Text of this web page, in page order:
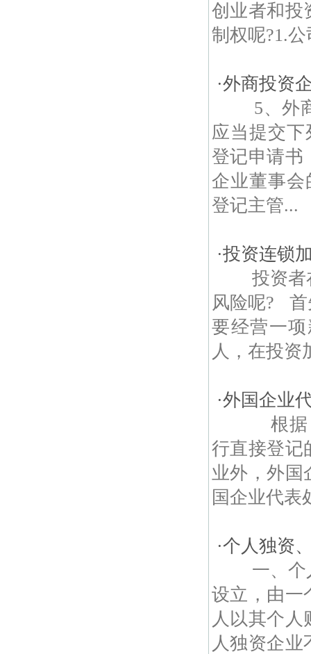
创业者和投
制权呢?1.
·外商投资
5、外商
应当提交
登记申请书
企业董事会
登记主管...
·投资连锁
投资者在
风险呢? 首
要经营一
人，在投资
·外国企业
根据《关
行直接登记
业外，外国
国企业代表
·个人独资
一、个人
设立，由一
人以其个
人独资企